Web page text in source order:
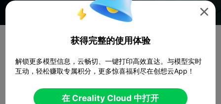

获得完整的使用体验
解锁更多模型信息，云畅切、一键打印高效直达。与模型实时
互动，轻松赚取专属积分，更多惊喜福利尽在创想云App！
在 Creality Cloud 中打开